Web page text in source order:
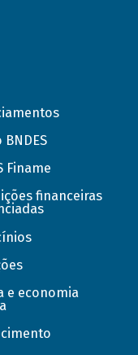
BNDES
Finame
financeiras
e economia